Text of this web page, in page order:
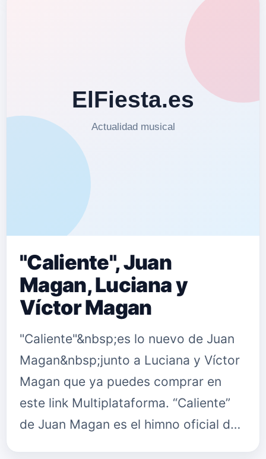
"Caliente", Juan
Magan, Luciana y
Víctor Magan
"Caliente"&nbsp;es lo nuevo de Juan
Magan&nbsp;junto a Luciana y Víctor
Magan que ya puedes comprar en
este link Multiplataforma. “Caliente”
de Juan Magan es el himno oficial del